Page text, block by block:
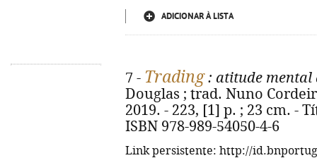
ADICIONAR À LISTA
7 - Trading: atitude mental
Douglas ; trad. Nuno
2019. - 223, [1] p. ; 23 cm. -
ISBN 978-989-54050-4-6
Link persistente: http://